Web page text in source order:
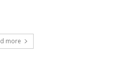
more